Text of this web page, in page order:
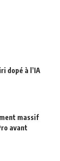
dopé à l’IA
massif
avant